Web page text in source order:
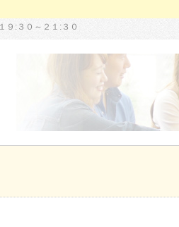
９:３０～２１:３０